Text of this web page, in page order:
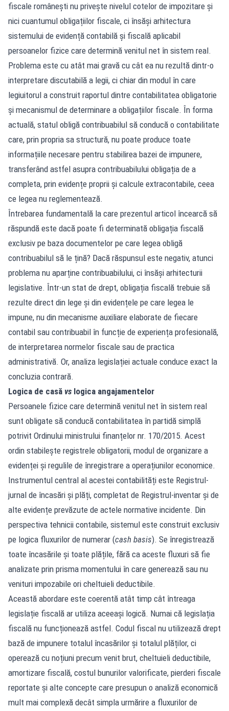
fiscale românești nu privește nivelul cotelor de impozitare și
nici cuantumul obligațiilor fiscale, ci însăși arhitectura
sistemului de evidență contabilă și fiscală aplicabil
persoanelor fizice care determină venitul net în sistem real.
Problema este cu atât mai gravă cu cât ea nu rezultă dintr-o
interpretare discutabilă a legii, ci chiar din modul în care
legiuitorul a construit raportul dintre contabilitatea obligatorie
și mecanismul de determinare a obligațiilor fiscale. În forma
actuală, statul obligă contribuabilul să conducă o contabilitate
care, prin propria sa structură, nu poate produce toate
informațiile necesare pentru stabilirea bazei de impunere,
transferând astfel asupra contribuabilului obligația de a
completa, prin evidențe proprii și calcule extracontabile, ceea
ce legea nu reglementează.
Întrebarea fundamentală la care prezentul articol încearcă să
răspundă este dacă poate fi determinată obligația fiscală
exclusiv pe baza documentelor pe care legea obligă
contribuabilul să le țină? Dacă răspunsul este negativ, atunci
problema nu aparține contribuabilului, ci însăși arhitecturii
legislative. Într-un stat de drept, obligația fiscală trebuie să
rezulte direct din lege și din evidențele pe care legea le
impune, nu din mecanisme auxiliare elaborate de fiecare
contabil sau contribuabil în funcție de experiența profesională,
de interpretarea normelor fiscale sau de practica
administrativă. Or, analiza legislației actuale conduce exact la
concluzia contrară.
Logica de casă vs logica angajamentelor
Persoanele fizice care determină venitul net în sistem real
sunt obligate să conducă contabilitatea în partidă simplă
potrivit Ordinului ministrului finanțelor nr. 170/2015. Acest
ordin stabilește registrele obligatorii, modul de organizare a
evidenței și regulile de înregistrare a operațiunilor economice.
Instrumentul central al acestei contabilități este Registrul-
jurnal de încasări și plăți, completat de Registrul-inventar și de
alte evidențe prevăzute de actele normative incidente. Din
perspectiva tehnicii contabile, sistemul este construit exclusiv
pe logica fluxurilor de numerar (cash basis). Se înregistrează
toate încasările și toate plățile, fără ca aceste fluxuri să fie
analizate prin prisma momentului în care generează sau nu
venituri impozabile ori cheltuieli deductibile.
Această abordare este coerentă atât timp cât întreaga
legislație fiscală ar utiliza aceeași logică. Numai că legislația
fiscală nu funcționează astfel. Codul fiscal nu utilizează drept
bază de impunere totalul încasărilor și totalul plăților, ci
operează cu noțiuni precum venit brut, cheltuieli deductibile,
amortizare fiscală, costul bunurilor valorificate, pierderi fiscale
reportate și alte concepte care presupun o analiză economică
mult mai complexă decât simpla urmărire a fluxurilor de